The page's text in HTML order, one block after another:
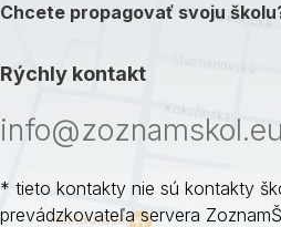
Chcete propagovať svoju
Rýchly kontakt
info@zoznamskol.eu
* tieto kontakty nie sú kontakty
prevádzkovateľa servera